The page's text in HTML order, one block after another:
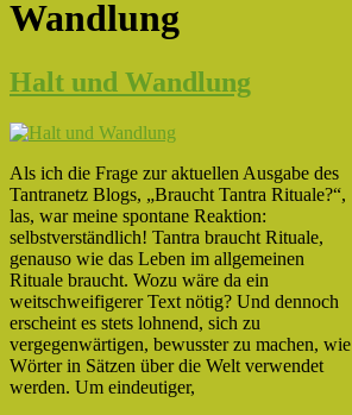
Wandlung
Halt und Wandlung
Als ich die Frage zur aktuellen Ausgabe des
Tantranetz Blogs, „Braucht Tantra Rituale?“,
las, war meine spontane Reaktion:
selbstverständlich! Tantra braucht Rituale,
genauso wie das Leben im allgemeinen
Rituale braucht. Wozu wäre da ein
weitschweifigerer Text nötig? Und dennoch
erscheint es stets lohnend, sich zu
vergegenwärtigen, bewusster zu machen, wie
Wörter in Sätzen über die Welt verwendet
werden. Um eindeutiger,